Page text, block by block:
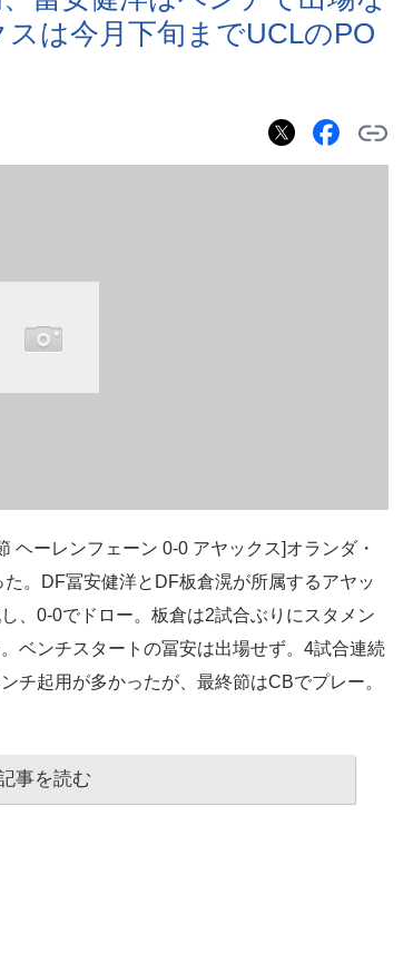
は今月下旬までUCLのPO
ヘーレンフェーン 0-0 アヤックス]オランダ・
。DF冨安健洋とDF板倉滉が所属するアヤッ
、0-0でドロー。板倉は2試合ぶりにスタメン
ベンチスタートの冨安は出場せず。4試合連続
チ起用が多かったが、最終節はCBでプレー。
事を読む